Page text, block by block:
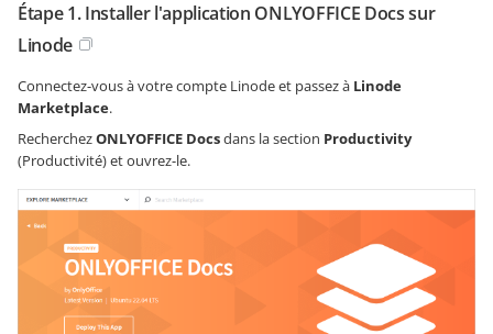
Étape 1. Installer l'application ONLYOFFICE Docs sur
Linode
Connectez-vous à votre compte Linode et passez à Linode
Marketplace.
RecherchezONLYOFFICE Docsdans la section Productivity
(Productivité) et ouvrez-le.